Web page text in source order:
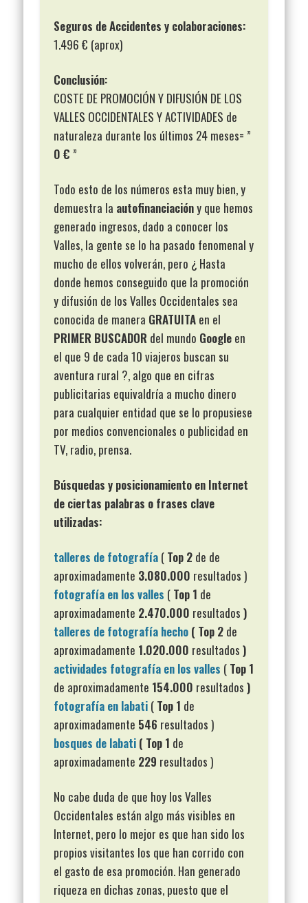
Seguros de Accidentes y colaboraciones:
1.496 € (aprox)
Conclusión:
COSTE DE PROMOCIÓN Y DIFUSIÓN DE LOS
VALLES OCCIDENTALES Y ACTIVIDADES de
naturaleza durante los últimos 24 meses= ”
0 € ”
Todo esto de los números esta muy bien, y
demuestra la autofinanciacióny que hemos
generado ingresos, dado a conocer los
Valles, la gente se lo ha pasado fenomenal y
mucho de ellos volverán, pero ¿ Hasta
donde hemos conseguido que la promoción
y difusión de los Valles Occidentales sea
conocida de manera GRATUITA en el
PRIMER BUSCADOR del mundo Google en
el que 9 de cada 10 viajeros buscan su
aventura rural ?, algo que en cifras
publicitarias equivaldría a mucho dinero
para cualquier entidad que se lo propusiese
por medios convencionales o publicidad en
TV, radio, prensa.
Búsquedas y posicionamiento en Internet
de ciertas palabras o frases clave
utilizadas:
talleres de fotografía ( Top 2 de de
aproximadamente 3.080.000 resultados )
fotografía en los valles ( Top 1 de
aproximadamente 2.470.000 resultados)
talleres de fotografía hecho ( Top 2 de
aproximadamente 1.020.000 resultados)
actividades fotografía en los valles ( Top 1
de aproximadamente 154.000 resultados )
fotografía en labati ( Top 1 de
aproximadamente 546 resultados )
bosques de labati ( Top 1 de
aproximadamente 229 resultados )
No cabe duda de que hoy los Valles
Occidentales están algo más visibles en
Internet, pero lo mejor es que han sido los
propios visitantes los que han corrido con
el gasto de esa promoción. Han generado
riqueza en dichas zonas, puesto que el